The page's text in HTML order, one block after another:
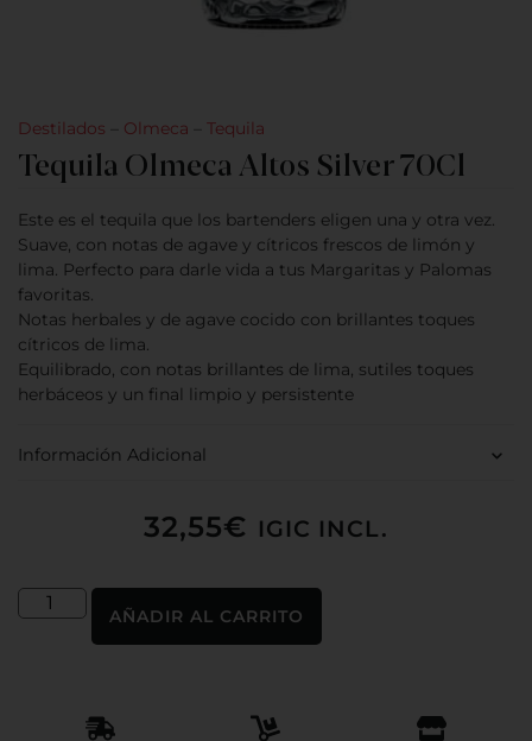
Destilados Olmeca Tequila
Tequila Olmeca Altos Silver 70Cl
Este es el tequila que los bartenders eligen una y otra vez.
Suave, con notas de agave y cítricos frescos de limón y
lima. Perfecto para darle vida a tus Margaritas y Palomas
favoritas.
Notas herbales y de agave cocido con brillantes toques
cítricos de lima.
Equilibrado, con notas brillantes de lima, sutiles toques
herbáceos y un final limpio y persistente
Información Adicional
32,55€ IGIC INCL.
AÑADIR AL CARRITO